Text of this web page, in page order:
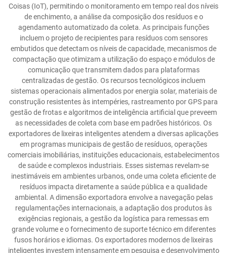
Coisas (IoT), permitindo o monitoramento em tempo real dos níveis
de enchimento, a análise da composição dos resíduos e o
agendamento automatizado da coleta. As principais funções
incluem o projeto de recipientes para resíduos com sensores
embutidos que detectam os níveis de capacidade, mecanismos de
compactação que otimizam a utilização do espaço e módulos de
comunicação que transmitem dados para plataformas
centralizadas de gestão. Os recursos tecnológicos incluem
sistemas operacionais alimentados por energia solar, materiais de
construção resistentes às intempéries, rastreamento por GPS para
gestão de frotas e algoritmos de inteligência artificial que preveem
as necessidades de coleta com base em padrões históricos. Os
exportadores de lixeiras inteligentes atendem a diversas aplicações
em programas municipais de gestão de resíduos, operações
comerciais imobiliárias, instituições educacionais, estabelecimentos
de saúde e complexos industriais. Esses sistemas revelam-se
inestimáveis em ambientes urbanos, onde uma coleta eficiente de
resíduos impacta diretamente a saúde pública e a qualidade
ambiental. A dimensão exportadora envolve a navegação pelas
regulamentações internacionais, a adaptação dos produtos às
exigências regionais, a gestão da logística para remessas em
grande volume e o fornecimento de suporte técnico em diferentes
fusos horários e idiomas. Os exportadores modernos de lixeiras
inteligentes investem intensamente em pesquisa e desenvolvimento